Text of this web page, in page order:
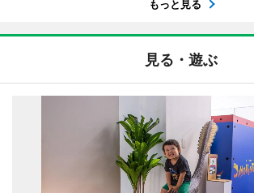
もっと見る
見る・遊ぶ